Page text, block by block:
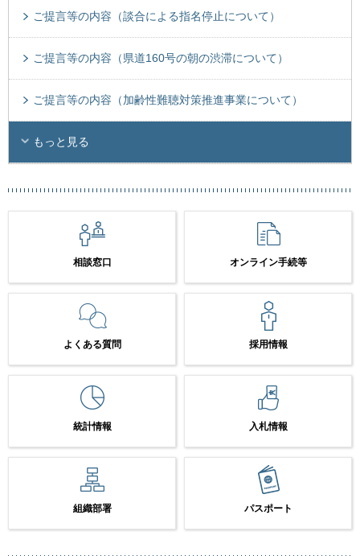
ご提言等の内容（談合による指名停止について）
ご提言等の内容（県道160号の朝の渋滞について）
ご提言等の内容（加齢性難聴対策推進事業について）
もっと見る
相談窓口 オンライン手続等
よくある質問 採用情報
統計情報 入札情報
組織部署 パスポート